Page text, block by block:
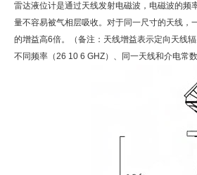
雷达液位计是通过天线发射电磁波，电磁波的频
量不容易被气相层吸收。对于同一尺寸的天线
的增益高6倍。（备注：天线增益表示定向天线辐
不同频率（26 10 6 GHZ）、同一天线和介电常